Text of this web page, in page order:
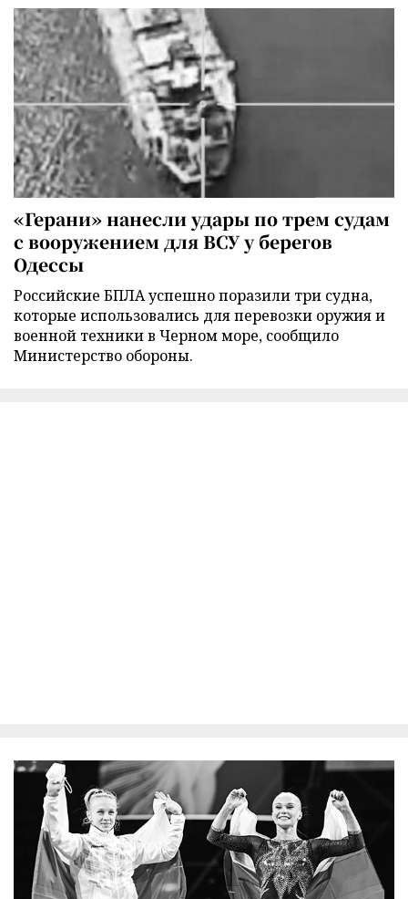
«Герани» нанесли удары по трем судам
с вооружением для ВСУ у берегов
Одессы
Российские БПЛА успешно поразили три судна,
которые использовались для перевозки оружия и
военной техники в Черном море, сообщило
Министерство обороны.